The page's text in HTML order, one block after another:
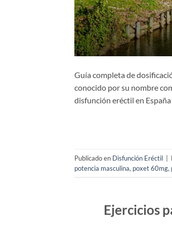
Guía completa de
conocido por su nombre
disfunción eréctil en
Publicado en Disfunción Eréctil |
potencia masculina, poxet 60mg,
Ejercicios